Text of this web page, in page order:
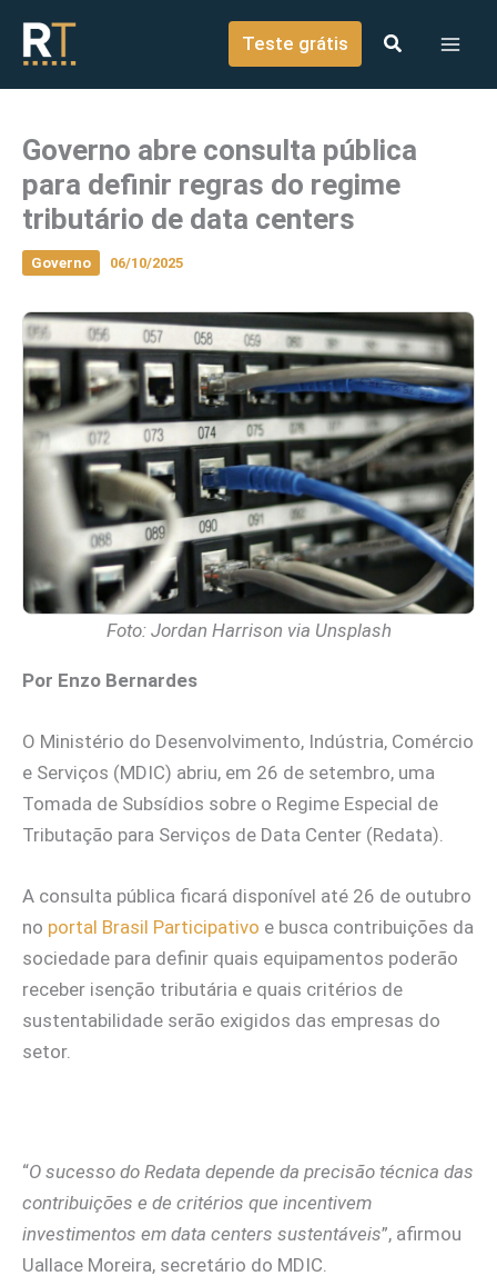
conteúdo
Teste grátis
Governo abre consulta pública
para definir regras do regime
tributário de data centers
Governo 06/10/2025
Foto: Jordan Harrison via Unsplash
Por Enzo Bernardes
O Ministério do Desenvolvimento, Indústria, Comércio
e Serviços (MDIC) abriu, em 26 de setembro, uma
Tomada de Subsídios sobre o Regime Especial de
Tributação para Serviços de Data Center (Redata).
A consulta pública ficará disponível até 26 de outubro
no portal Brasil Participativo e busca contribuições da
sociedade para definir quais equipamentos poderão
receber isenção tributária e quais critérios de
sustentabilidade serão exigidos das empresas do
setor.
“O sucesso do Redata depende da precisão técnica das
contribuições e de critérios que incentivem
investimentos em data centers sustentáveis”, afirmou
Uallace Moreira, secretário do MDIC.